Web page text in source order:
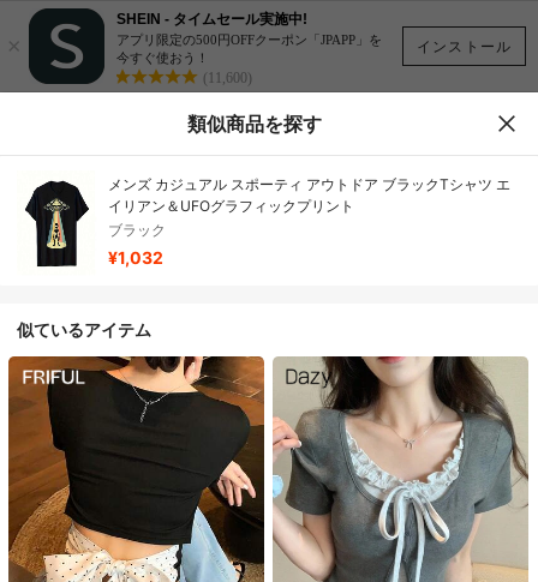
インストール
×
SHEIN - タイムセール実施中!
アプリ限定の500円OFFクーポン「JPAPP」を
今すぐ使おう！
(11,600)
類似商品を探す
メンズ カジュアル スポーティ アウトドア ブラックTシャツ エ
イリアン＆UFOグラフィックプリント
ブラック
¥1,032
似ているアイテム